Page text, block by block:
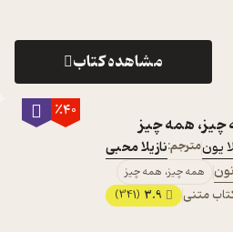
مشاهده کتاب
٪40
همه چیز
یونمترجم:نازیلا محبی
همه چیز، همه چیز
متنی 3.9
(341)